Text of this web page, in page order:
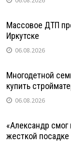
Массовое ДТП
Иркутске
06.08.2026
Многодетной
купить
06.08.2026
«Александр смог
жесткой посадке